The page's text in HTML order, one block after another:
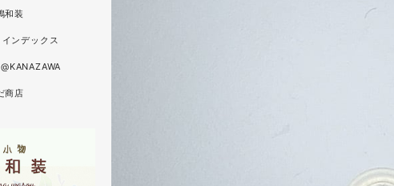
和装
ンデックス
商店